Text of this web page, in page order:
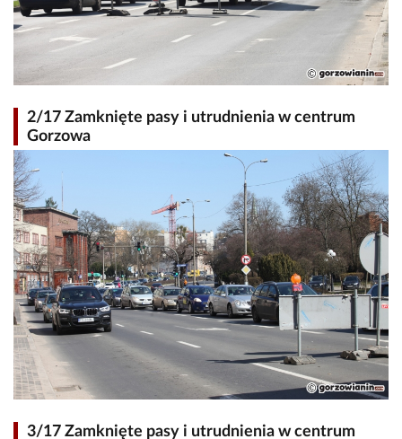
2/17 Zamknięte pasy i utrudnienia w centrum
Gorzowa
3/17 Zamknięte pasy i utrudnienia w centrum